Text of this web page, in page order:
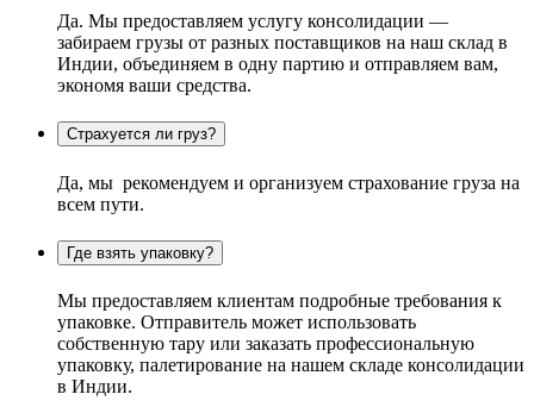
Да. Мы предоставляем услугу консолидации —
забираем грузы от разных поставщиков на наш склад в
Индии, объединяем в одну партию и отправляем вам,
экономя ваши средства.
Страхуется ли груз?
Да, мы рекомендуем и организуем страхование груза на
всем пути.
Где взять упаковку?
Мы предоставляем клиентам подробные требования к
упаковке. Отправитель может использовать
собственную тару или заказать профессиональную
упаковку, палетирование на нашем складе консолидации
в Индии.